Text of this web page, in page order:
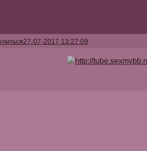
27-07-2017 13:27:09